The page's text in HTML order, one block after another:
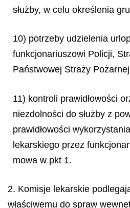
służby, w celu określenia
10) potrzeby udzielenia
funkcjonariuszowi Policji,
Państwowej Straży
11) kontroli prawidłowości
niezdolności do służby z
prawidłowości
lekarskiego przez
mowa w pkt 1.
2. Komisje lekarskie
właściwemu do spraw